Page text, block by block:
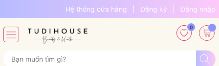
Hệ thống cửa hàng Đăng ký Đăng nhập
0